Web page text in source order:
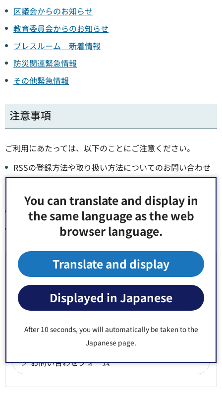
You can translate and display in
the same language as the web
browser language.
Translate and display
Displayed in Japanese
After 10 seconds, you will automatically be taken to the
Japanese page.
区議会からのお知らせ
教育委員会からのお知らせ
プレスルーム 新着情報
防災関連緊急情報
その他緊急情報
注意事項
ご利用にあたっては、以下のことにご注意ください。
RSSの登録方法や取り扱い方法についてのお問い合わせ
には応じられません。それぞれのソフトやサービスの説
明をご覧ください。
RSSは、個人の責任の範囲でご利用ください。
情報によっては、配信後、削除される場合があります。
お問い合わせ先
政策経営部 広報広聴課 広報係 窓口：区役所2階22番
郵便番号135-8383 東京都江東区東陽4丁目11番28号
Fax：03-5634-7538